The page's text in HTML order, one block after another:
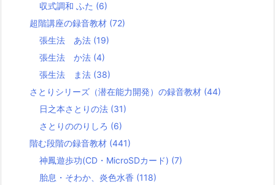
収式調和 ふた (6)
超階講座の録音教材 (72)
張生法 あ法 (19)
張生法 か法 (4)
張生法 ま法 (38)
さとりシリーズ（潜在能力開発）の録音教材 (44)
日之本さとりの法 (31)
さとりののりしろ (6)
階む段階の録音教材 (441)
神鳳遊歩功(CD・MicroSDカード) (7)
胎息・そわか、炎色水香 (118)